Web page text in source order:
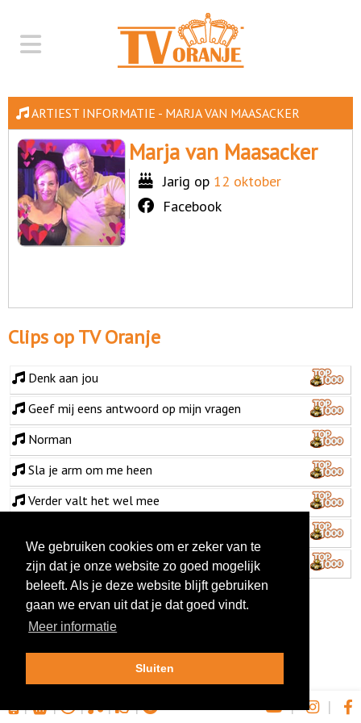
ARTIEST INFORMATIE - MARJA VAN MAASACKER
Marja van Maasacker
Jarig op 12 oktober
Facebook
Clips op TV Oranje
Denk aan jou
Geef mij eens antwoord op mijn vragen
Norman
Sla je arm om me heen
Verder valt het wel mee
Zomerzon
| | | | | | |
We gebruiken cookies om er zeker van te
zijn dat je onze website zo goed mogelijk
beleeft. Als je deze website blijft gebruiken
gaan we ervan uit dat je dat goed vindt.
Meer informatie
Sluiten